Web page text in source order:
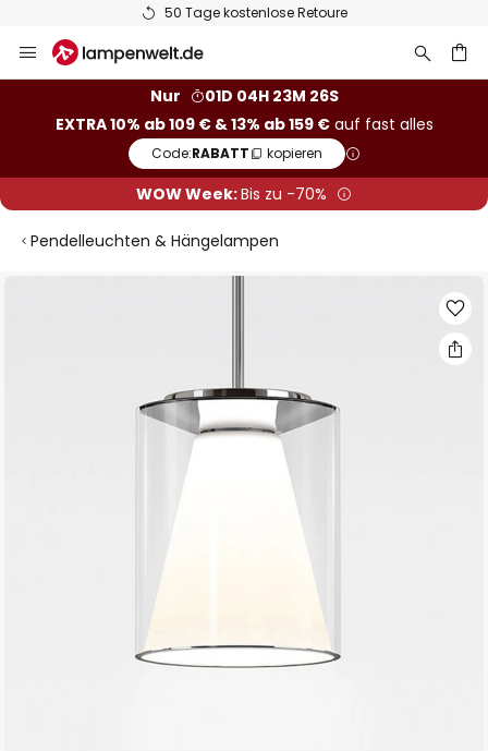
50 Tage kostenlose Retoure
Inhalt
Nur
01D 04H 23M 26S
EXTRA 10% ab 109 € & 13% ab 159 €auf fast alles
Code:RABATT kopieren
WOW Week:Bis zu -70%
Pendelleuchten & Hängelampen